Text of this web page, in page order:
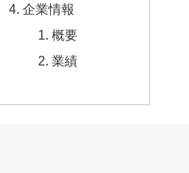
企業情報
概要
業績